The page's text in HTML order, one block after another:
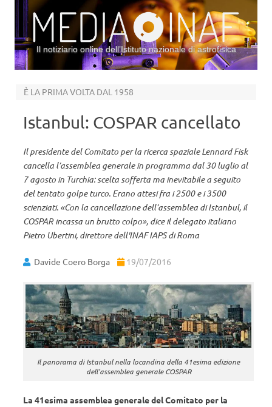
Il notiziario online dell’Istituto nazionale di astrofisica
È LA PRIMA VOLTA DAL 1958
Istanbul: COSPAR cancellato
Il presidente del Comitato per la ricerca spaziale Lennard Fisk
cancella l’assemblea generale in programma dal 30 luglio al
7 agosto in Turchia: scelta sofferta ma inevitabile a seguito
del tentato golpe turco. Erano attesi fra i 2500 e i 3500
scienziati. «Con la cancellazione dell’assemblea di Istanbul, il
COSPAR incassa un brutto colpo», dice il delegato italiano
Pietro Ubertini, direttore dell'INAF IAPS di Roma
Davide Coero Borga 19/07/2016
Il panorama di Istanbul nella locandina della 41esima edizione
dell’assemblea generale COSPAR
La 41esima assemblea generale del Comitato per la